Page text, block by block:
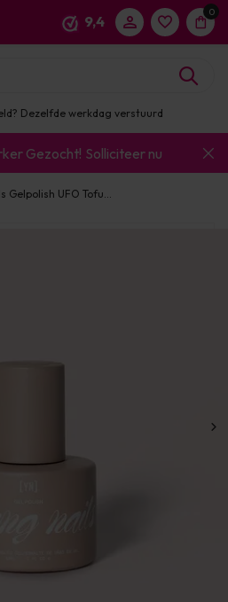
9,4
0
Dezelfde werkdag verstuurd
Gezocht! Solliciteer nu
Gelpolish UFO Tofu...